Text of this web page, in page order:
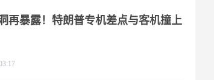
再暴露！特朗普专机差点与客机撞上